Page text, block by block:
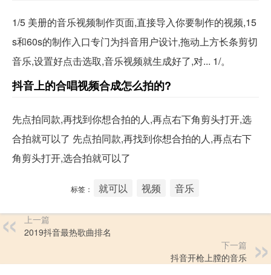
1/5 美册的音乐视频制作页面,直接导入你要制作的视频,15
s和60s的制作入口专门为抖音用户设计,拖动上方长条剪切
音乐,设置好点击选取,音乐视频就生成好了,对... 1/。
抖音上的合唱视频合成怎么拍的?
先点拍同款,再找到你想合拍的人,再点右下角剪头打开,选
合拍就可以了 先点拍同款,再找到你想合拍的人,再点右下
角剪头打开,选合拍就可以了
标签： 就可以 视频 音乐
上一篇
2019抖音最热歌曲排名
下一篇
抖音开枪上膛的音乐